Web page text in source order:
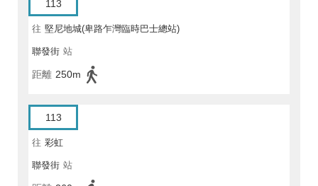
113
往 堅尼地城(卑路乍灣臨時巴士總站)
聯發街 站
距離 250m
113
往 彩虹
聯發街 站